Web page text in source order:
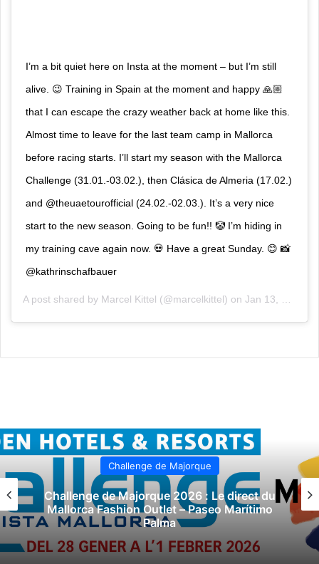
I’m a bit quiet here on Insta at the moment – but I’m still
alive. 😉 Training in Spain at the moment and happy 🙏🏼
that I can escape the crazy weather back at home like this.
Almost time to leave for the last team camp in Mallorca
before racing starts. I’ll start my season with the Mallorca
Challenge (31.01.-03.02.), then Clásica de Almeria (17.02.)
and @theuaetourofficial (24.02.-02.03.). It’s a very nice
start to the new season. Going to be fun!! 🤡 I’m hiding in
my training cave again now. 💀 Have a great Sunday. 😊 📸
@kathrinschafbauer
A post shared by Marcel Kittel (@marcelkittel) on Jan 13, 2019 at 7:14am PST
Challenge de Majorque
Challenge de Majorque 2026 : Le direct du
Mallorca Fashion Outlet – Paseo Marítimo
Palma